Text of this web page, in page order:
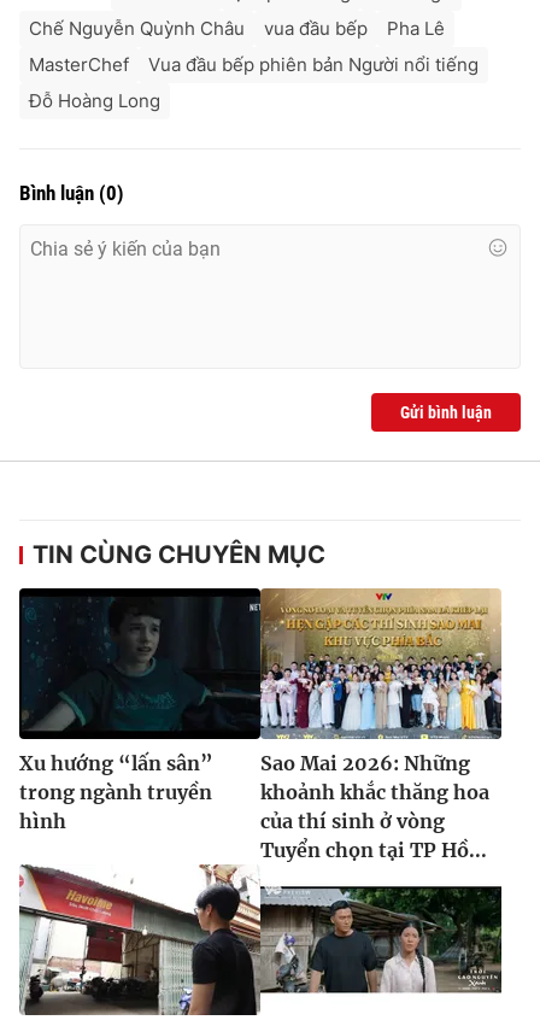
Chế Nguyễn Quỳnh Châu
vua đầu bếp
Pha Lê
MasterChef
Vua đầu bếp phiên bản Người nổi tiếng
Đỗ Hoàng Long
Bình luận (0)
Gửi bình luận
TIN CÙNG CHUYÊN MỤC
Xu hướng “lấn sân”
trong ngành truyền
hình
Sao Mai 2026: Những
khoảnh khắc thăng hoa
của thí sinh ở vòng
Tuyển chọn tại TP Hồ...